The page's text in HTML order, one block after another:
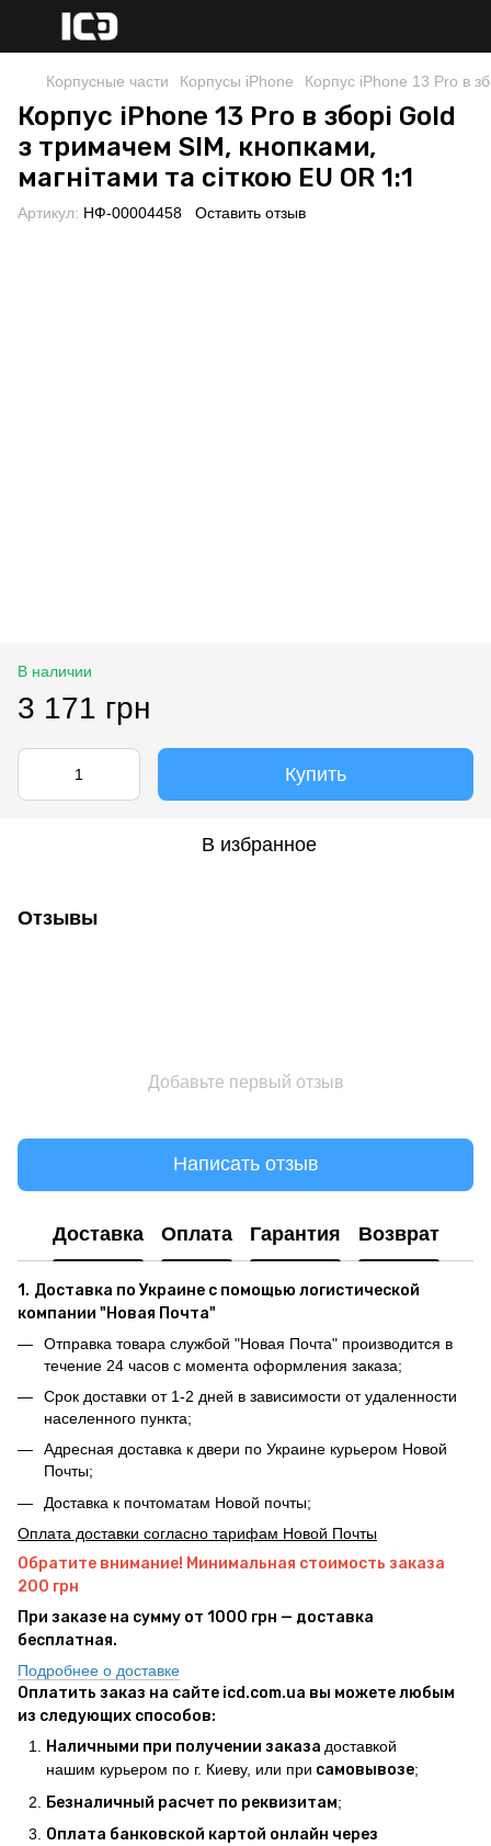
Корпусные части Корпусы iPhone Корпус iPhone 13 Pro в
Корпус iPhone 13 Pro в зборі Gold
з тримачем SIM, кнопками,
магнітами та сіткою EU OR 1:1
Артикул: НФ-00004458 Оставить отзыв
В наличии
3 171 грн
Купить
В избранное
Отзывы
Добавьте первый отзыв
Написать отзыв
Доставка Оплата Гарантия Возврат
1. Доставка по Украине с помощью логистической
компании "Новая Почта"
Отправка товара службой "Новая Почта" производится в
течение 24 часов с момента оформления заказа;
Срок доставки от 1-2 дней в зависимости от удаленности
населенного пункта;
Адресная доставка к двери по Украине курьером Новой
Почты;
Доставка к почтоматам Новой почты;
Оплата доставки согласно тарифам Новой Почты
Обратите внимание! Минимальная стоимость заказа
200 грн
При заказе на сумму от 1000 грн — доставка
бесплатная.
Подробнее о доставке
Оплатить заказ на сайте icd.com.ua вы можете любым
из следующих способов:
Наличными при получении заказа доставкой
нашим курьером по г. Киеву, или при самовывозе;
Безналичный расчет по реквизитам;
Оплата банковской картой онлайн через